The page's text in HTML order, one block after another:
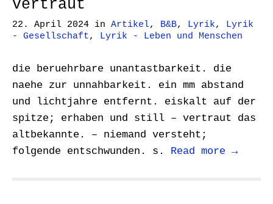
vertraut
22. April 2024 in Artikel, B&B, Lyrik, Lyrik
- Gesellschaft, Lyrik - Leben und Menschen
die beruehrbare unantastbarkeit. die
naehe zur unnahbarkeit. ein mm abstand
und lichtjahre entfernt. eiskalt auf der
spitze; erhaben und still – vertraut das
altbekannte. – niemand versteht;
folgende entschwunden. s. Read more →